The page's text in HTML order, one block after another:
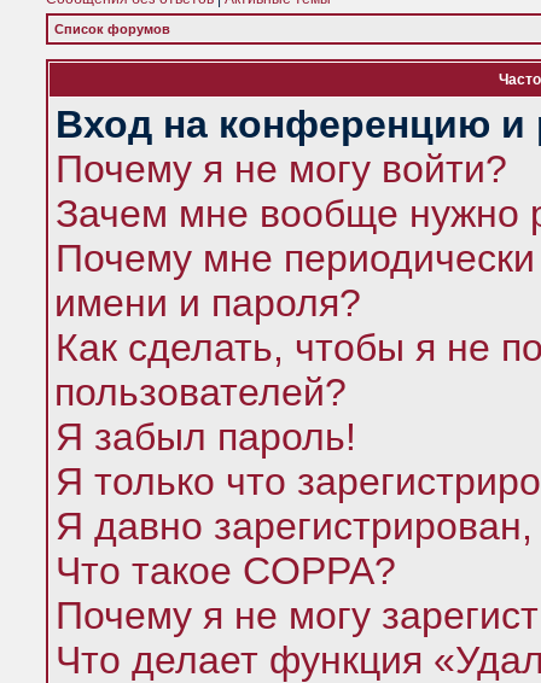
Список форумов
Вход на конференцию и
Почему я не могу войти?
Зачем мне вообще нужно
Почему мне
имени и пароля?
Как сделать, чтобы я не
пользователей?
Я забыл пароль!
Я только что
Я давно
Что такое COPPA?
Почему я не могу
Что делает функция